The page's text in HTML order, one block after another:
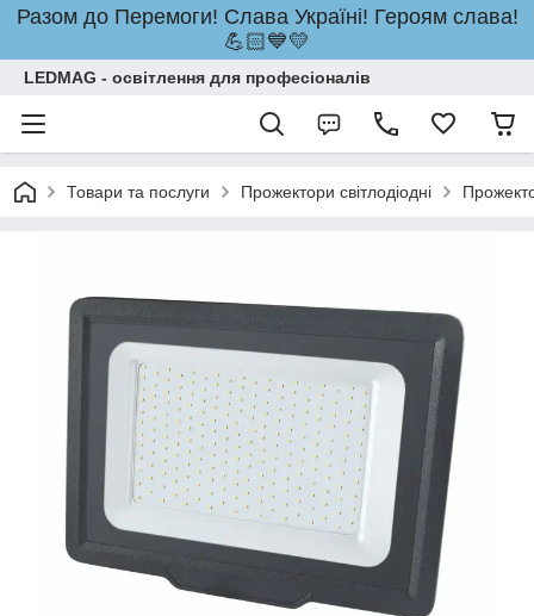
Разом до Перемоги! Слава Україні! Героям слава!
💪🏻💙💛
LEDMAG - освітлення для професіоналів
Товари та послуги Прожектори світлодіодні